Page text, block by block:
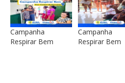
Campanha
Respirar Bem
Campanha
Respirar Bem